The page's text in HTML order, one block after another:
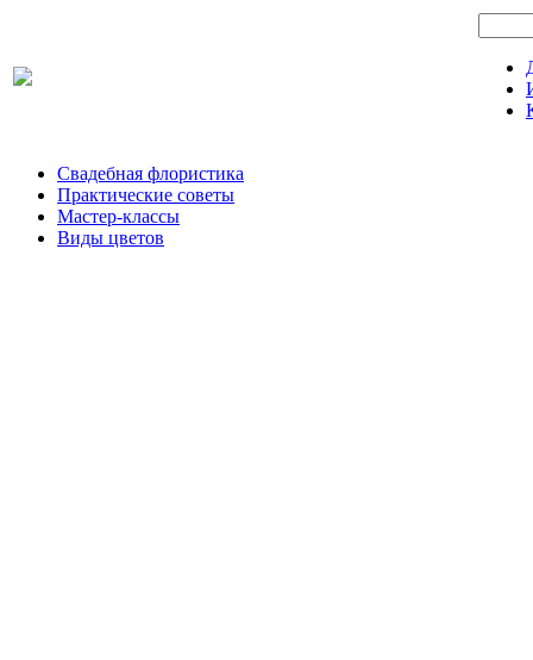
Свадебная флористика
Практические советы
Мастер-классы
Виды цветов